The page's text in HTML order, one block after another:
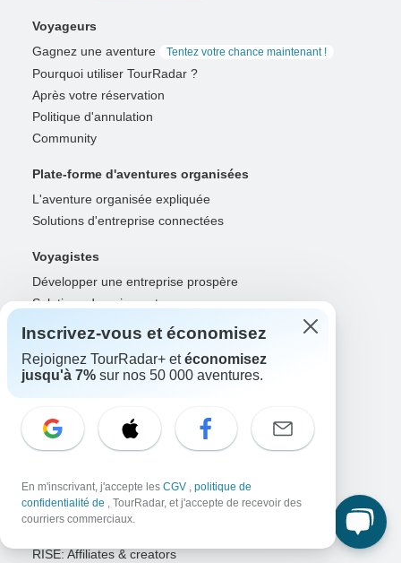
Voyageurs
Gagnez une aventure
Tentez votre chance maintenant !
Pourquoi utiliser TourRadar ?
Après votre réservation
Politique d'annulation
Community
Plate-forme d'aventures organisées
L'aventure organisée expliquée
Solutions d'entreprise connectées
Voyagistes
Développer une entreprise prospère
Solutions de paiement
Augmenter la visibilité
Connexion du voyagiste
Guide de l'année
Inscription de guide
Partenaires
RISE: Affiliates & creators
Inscrivez-vous et économisez
Rejoignez TourRadar+ etéconomisez
jusqu'à 7% sur nos 50 000 aventures.
En m'inscrivant, j'accepte les CGV , politique de
confidentialité de , TourRadar, et j'accepte de recevoir des
courriers commerciaux.